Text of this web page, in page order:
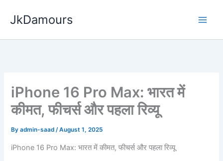
JkDamours
iPhone 16 Pro Max: भारत में
कीमत, फीचर्स और पहला रिव्यू
Byadmin-saad/August 1, 2025
iPhone 16 Pro Max: भारत में कीमत, फीचर्स और पहला रिव्यू